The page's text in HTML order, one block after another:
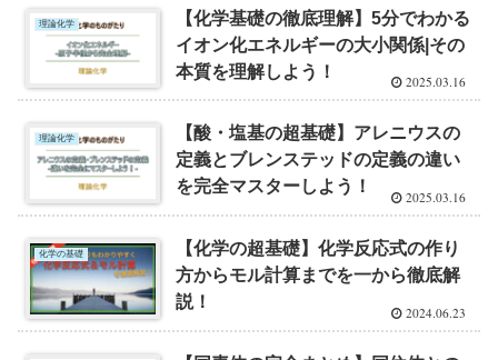
理論化学
【化学基礎の徹底理解】5分でわかる
イオン化エネルギーの大小関係|その
本質を理解しよう！
2025.03.16
理論化学
【酸・塩基の超基礎】アレニウスの
定義とブレンステッドの定義の違い
を完全マスターしよう！
2025.03.16
化学の基礎
【化学の超基礎】化学反応式の作り
方からモル計算までを一から徹底解
説！
2024.06.23